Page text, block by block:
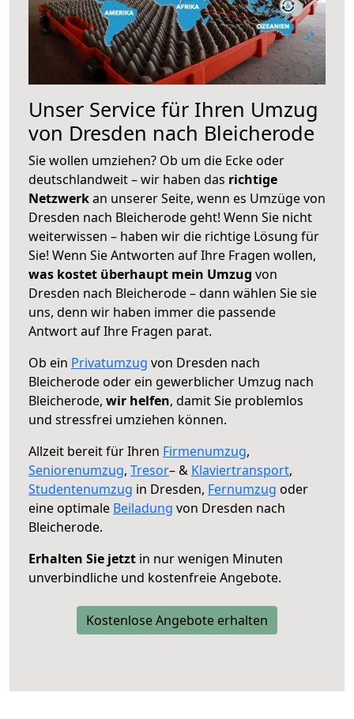
Unser Service für Ihren Umzug
von Dresden nach Bleicherode
Sie wollen umziehen? Ob um die Ecke oder
deutschlandweit – wir haben das richtige
Netzwerkan unserer Seite, wenn es Umzüge von
Dresden nach Bleicherode geht! Wenn Sie nicht
weiterwissen – haben wir die richtige Lösung für
Sie! Wenn Sie Antworten auf Ihre Fragen wollen,
was kostet überhaupt mein Umzug von
Dresden nach Bleicherode – dann wählen Sie sie
uns, denn wir haben immer die passende
Antwort auf Ihre Fragen parat.
Ob ein Privatumzug von Dresden nach
Bleicherode oder ein gewerblicher Umzug nach
Bleicherode, wir helfen, damit Sie problemlos
und stressfrei umziehen können.
Allzeit bereit für Ihren Firmenumzug,
Seniorenumzug, Tresor– & Klaviertransport,
Studentenumzug in Dresden, Fernumzug oder
eine optimale Beiladung von Dresden nach
Bleicherode.
Erhalten Sie jetzt in nur wenigen Minuten
unverbindliche und kostenfreie Angebote.
Kostenlose Angebote erhalten